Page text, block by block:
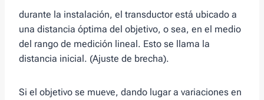
durante la instalación, el transductor está ubicado a
una distancia óptima del objetivo, o sea, en el medio
del rango de medición lineal. Esto se llama la
distancia inicial. (Ajuste de brecha).
Si el objetivo se mueve, dando lugar a variaciones en